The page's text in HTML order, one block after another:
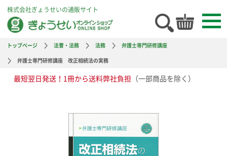
株式会社ぎょうせいの通販サイト
トップページ 法曹・法務 法務
弁護士専門研修講座
弁護士専門研修講座 改正相続法の実務
最短翌日発送！1冊から送料弊社負担 （一部商品を除く）